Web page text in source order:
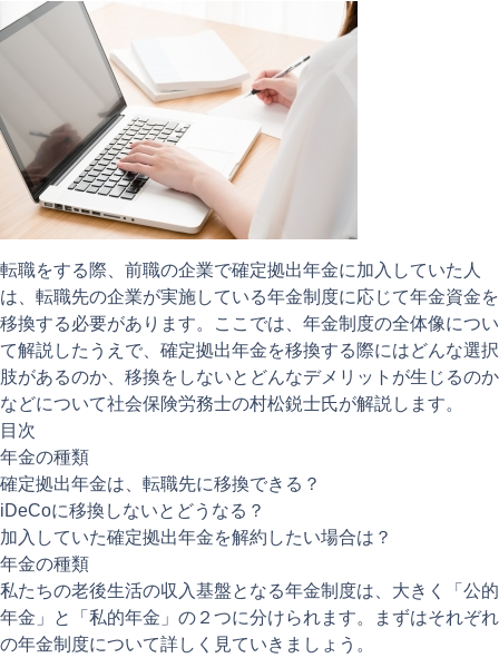
面接対策
内定・退職準備
転職活動Tips
注目記事
転職をする際、前職の企業で確定拠出年金に加入していた人
は、転職先の企業が実施している年金制度に応じて年金資金を
移換する必要があります。ここでは、年金制度の全体像につい
て解説したうえで、確定拠出年金を移換する際にはどんな選択
肢があるのか、移換をしないとどんなデメリットが生じるのか
などについて社会保険労務士の村松鋭士氏が解説します。
目次
年金の種類
確定拠出年金は、転職先に移換できる？
iDeCoに移換しないとどうなる？
加入していた確定拠出年金を解約したい場合は？
年金の種類
私たちの老後生活の収入基盤となる年金制度は、大きく「公的
年金」と「私的年金」の２つに分けられます。まずはそれぞれ
の年金制度について詳しく見ていきましょう。